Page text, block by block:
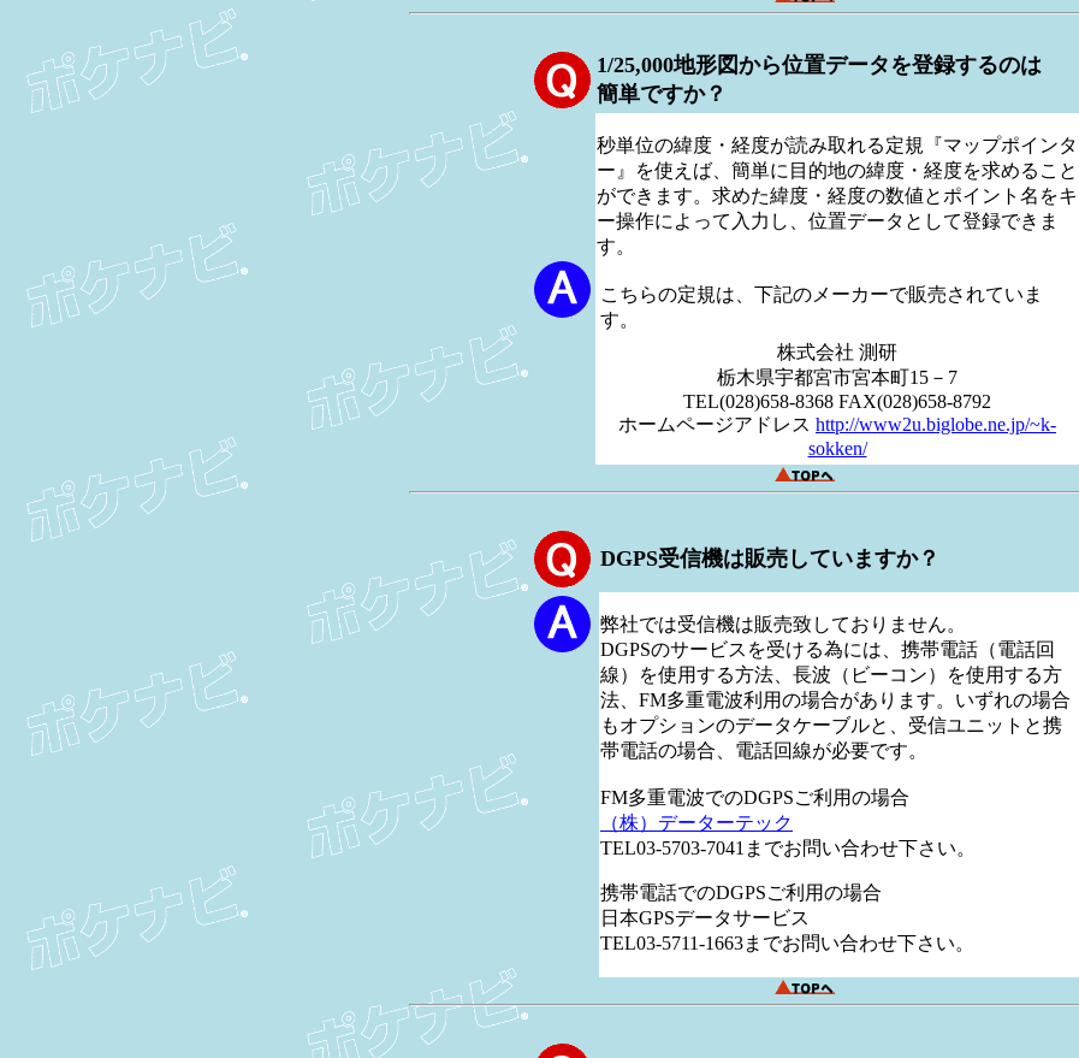
1/25,000地形図から位置データを登録するのは
簡単ですか？
秒単位の緯度・経度が読み取れる定規『マップポインタ
ー』を使えば、簡単に目的地の緯度・経度を求めること
ができます。求めた緯度・経度の数値とポイント名をキ
ー操作によって入力し、位置データとして登録できま
す。
こちらの定規は、下記のメーカーで販売されていま
す。
株式会社 測研
栃木県宇都宮市宮本町15－7
TEL(028)658-8368 FAX(028)658-8792
ホームページアドレス http://www2u.biglobe.ne.jp/~k-
sokken/
DGPS受信機は販売していますか？
弊社では受信機は販売致しておりません。
DGPSのサービスを受ける為には、携帯電話（電話回
線）を使用する方法、長波（ビーコン）を使用する方
法、FM多重電波利用の場合があります。いずれの場合
もオプションのデータケーブルと、受信ユニットと携
帯電話の場合、電話回線が必要です。
FM多重電波でのDGPSご利用の場合
（株）データーテック
TEL03-5703-7041までお問い合わせ下さい。
携帯電話でのDGPSご利用の場合
日本GPSデータサービス
TEL03-5711-1663までお問い合わせ下さい。